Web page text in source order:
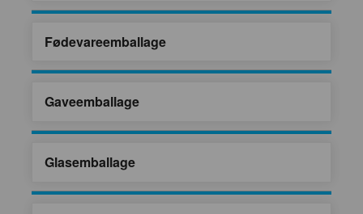
Fødevareemballage
Gaveemballage
Glasemballage